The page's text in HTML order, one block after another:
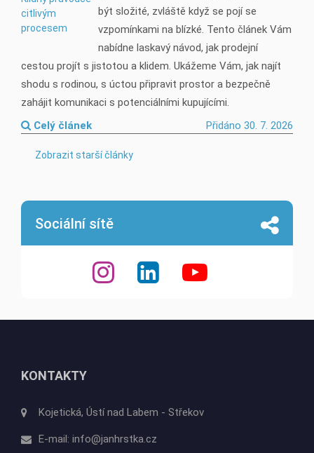
být složité, zvláště když se pojí se
vzpomínkami na blízké. Tento článek Vám
nabídne laskavý návod, jak prodejní
cestou projít s jistotou a klidem. Ukážeme Vám, jak najít
shodu s rodinou, s úctou připravit prostor a bezpečně
zahájit komunikaci s potenciálními kupujícími.
Celý článek
Přidáno 30. 7. 2026
Zobrazit starší články
Sociální sítě
KONTAKTY
Kojetická, Ústí nad Labem - Střekov
E-mail: info@janhrstka.cz